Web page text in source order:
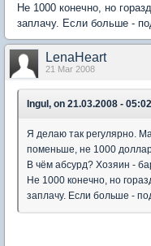
Не 1000 конечно, но
заплачу. Если больше -
LenaHeart
21 Mar 2008
Ingul, on 21.03.2008 -
Я делаю так регулярно.
поменьше, не 1000
В чём абсурд? Хозяин -
Не 1000 конечно, но
заплачу. Если больше -